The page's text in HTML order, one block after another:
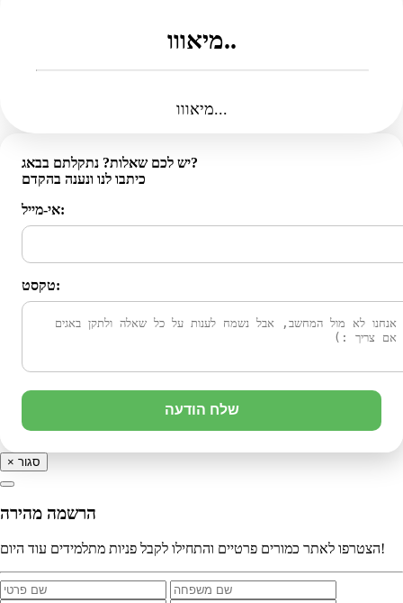
מיאווו..
מיאווו...
יש לכם שאלות? נתקלתם בבאג?
כיתבו לנו ונענה בהקדם
אי-מייל:
טקסט:
שלח הודעה
× סגור
הרשמה מהירה
הצטרפו לאתר כמורים פרטיים והתחילו לקבל פניות מתלמידים עוד היום!